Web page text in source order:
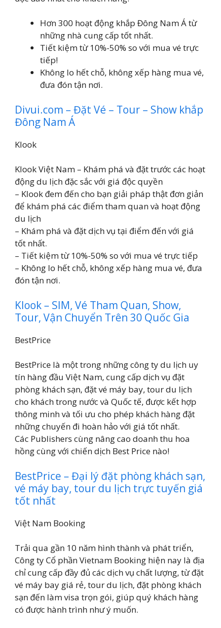
Hơn 300 hoạt động khắp Đông Nam Á từ
những nhà cung cấp tốt nhất.
Tiết kiệm từ 10%-50% so với mua vé trực
tiếp!
Không lo hết chỗ, không xếp hàng mua vé,
đưa đón tận nơi.
Divui.com – Đặt Vé – Tour – Show khắp
Đông Nam Á
Klook
Klook Việt Nam – Khám phá và đặt trước các hoạt
động du lịch đặc sắc với giá độc quyền
– Klook đem đến cho bạn giải pháp thật đơn giản
để khám phá các điểm tham quan và hoạt động
du lịch
– Khám phá và đặt dịch vụ tại điểm đến với giá
tốt nhất.
– Tiết kiệm từ 10%-50% so với mua vé trực tiếp
– Không lo hết chỗ, không xếp hàng mua vé, đưa
đón tận nơi.
Klook – SIM, Vé Tham Quan, Show,
Tour, Vận Chuyển Trên 30 Quốc Gia
BestPrice
BestPrice là một trong những công ty du lịch uy
tín hàng đầu Việt Nam, cung cấp dịch vụ đặt
phòng khách sạn, đặt vé máy bay, tour du lịch
cho khách trong nước và Quốc tế, được kết hợp
thông minh và tối ưu cho phép khách hàng đặt
những chuyến đi hoàn hảo với giá tốt nhất.
Các Publishers cùng nâng cao doanh thu hoa
hồng cùng với chiến dịch Best Price nào!
BestPrice – Đại lý đặt phòng khách sạn,
vé máy bay, tour du lịch trực tuyến giá
tốt nhất
Việt Nam Booking
Trải qua gần 10 năm hình thành và phát triển,
Công ty Cổ phần Vietnam Booking hiện nay là địa
chỉ cung cấp đầy đủ các dịch vụ chất lượng, từ đặt
vé máy bay giá rẻ, tour du lịch, đặt phòng khách
sạn đến làm visa trọn gói, giúp quý khách hàng
có được hành trình như ý muốn.